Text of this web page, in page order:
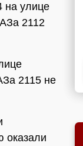
на улице
2112
2115 не
оказали